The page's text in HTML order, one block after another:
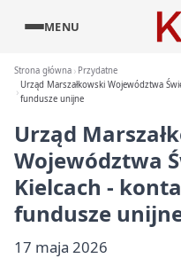
MENU
Strona główna
Przydatne
Urząd Marszałkowski Województwa
fundusze unijne
Urząd
Województwa
Kielcach -
fundusze
17 maja 2026